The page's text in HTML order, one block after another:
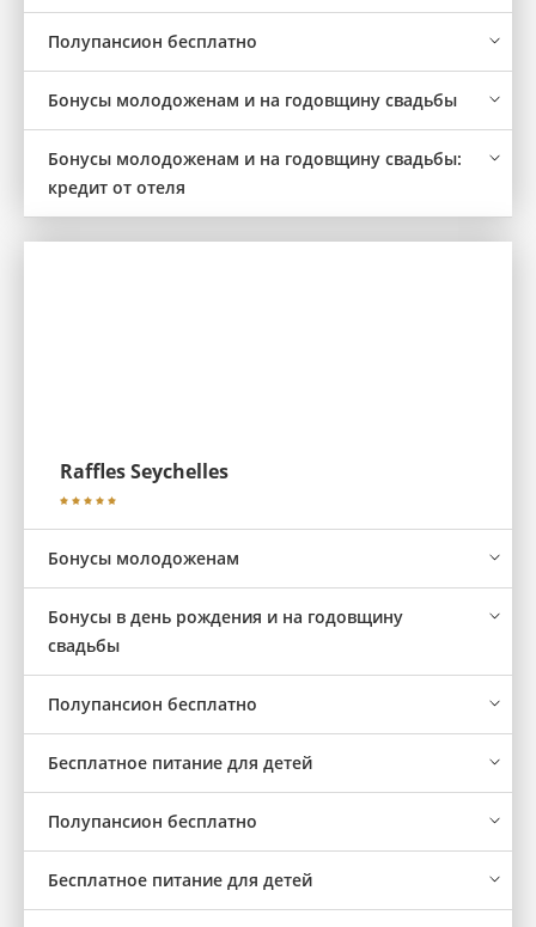
Полупансион бесплатно
Бонусы молодоженам и на годовщину свадьбы
Бонусы молодоженам и на годовщину свадьбы:
кредит от отеля
Raffles Seychelles
Бонусы молодоженам
Бонусы в день рождения и на годовщину
свадьбы
Полупансион бесплатно
Бесплатное питание для детей
Полупансион бесплатно
Бесплатное питание для детей